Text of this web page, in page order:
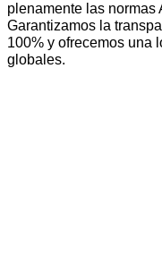
plenamente las normas
Garantizamos la
100% y ofrecemos una
globales.